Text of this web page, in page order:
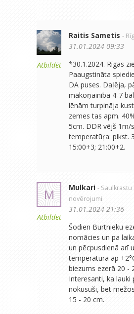
Atbildēt
Raitis Sametis -
31.01.2024 09:33
*30.1.2024. Rīgas
Paaugstināta
DA puses. Daļēja,
mākoņainība 4-7
lēnām turpināja
zemes tas apm.
5cm. DDR vējš 1m/
temperatūŗa: plkst.
15:00+3; 21:00+2.
M
Atbildēt
Mulkari - Saulkrastu
novērojumi
31.01.2024 21:36
Šodien Burtnieku
nomācies un pa
un pēcpusdienā arī
temperatūra ap
biezums ezerā 20 -
Interesanti, ka lauki
nokusuši, bet
15 - 20 cm.